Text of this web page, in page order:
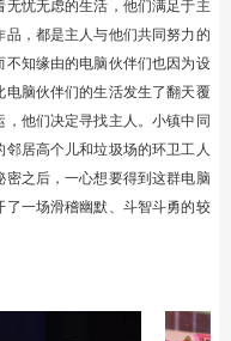
忧无虑的生活，他们满足于主
品，都是主人与他们共同努力的
知缘由的电脑伙伴们也因为设
脑伙伴们的生活发生了翻天覆
他们决定寻找主人。小镇中同
居高个儿和垃圾场的环卫工人
之后，一心想要得到这群电脑
一场滑稽幽默、斗智斗勇的较